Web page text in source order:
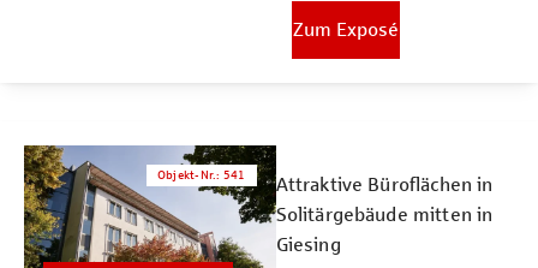
Zum Exposé
Objekt-Nr.: 541
Attraktive Büroflächen in
Solitärgebäude mitten in
Giesing